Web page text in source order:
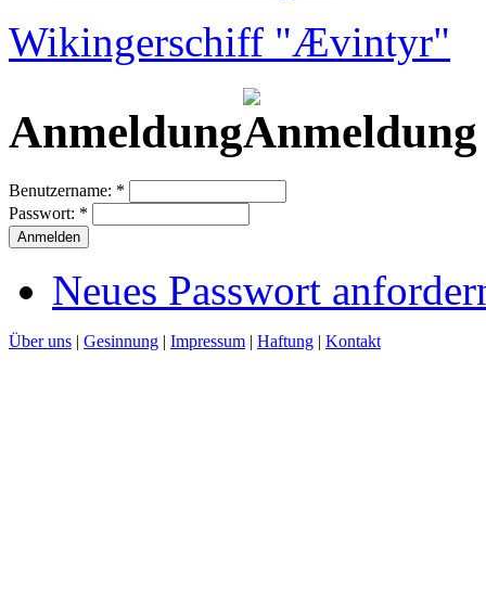
Wikingerschiff "Ævintyr"
Anmeldung
Benutzername: *
Passwort: *
Neues Passwort
Über uns | Gesinnung | Impressum | Haftung | Kontakt